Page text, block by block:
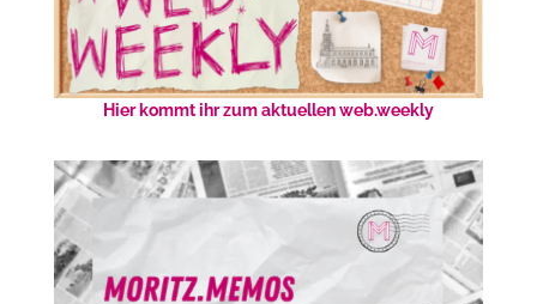
Hier kommt ihr zum aktuellen web.weekly